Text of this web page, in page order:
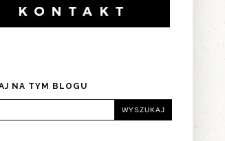
NA TYM BLOGU